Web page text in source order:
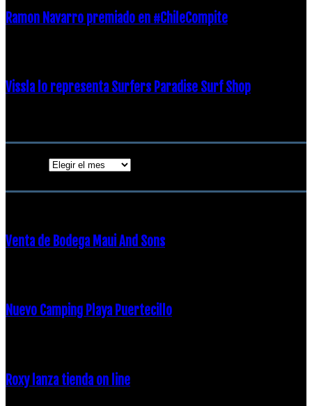
Ramon Navarro premiado en #ChileCompite
Vissla lo representa Surfers Paradise Surf Shop
Venta de Bodega Maui And Sons
Nuevo Camping Playa Puertecillo
Roxy lanza tienda on line